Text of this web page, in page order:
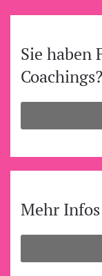
Sie haben
Coachings?
Mehr